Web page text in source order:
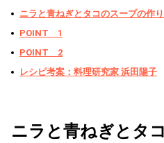
ニラと青ねぎとタコのスープの作
POINT 1
POINT 2
レシピ考案：料理研究家 浜田陽子
ニラと青ねぎとタ